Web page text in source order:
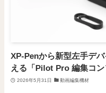
XP-Penから新型左手デ
える「Pilot Pro 編集コン
2026年5月31日 動画編集機材